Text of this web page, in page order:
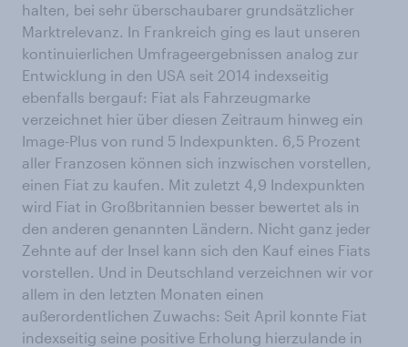
halten, bei sehr überschaubarer grundsätzlicher
Marktrelevanz. In Frankreich ging es laut unseren
kontinuierlichen Umfrageergebnissen analog zur
Entwicklung in den USA seit 2014 indexseitig
ebenfalls bergauf: Fiat als Fahrzeugmarke
verzeichnet hier über diesen Zeitraum hinweg ein
Image-Plus von rund 5 Indexpunkten. 6,5 Prozent
aller Franzosen können sich inzwischen vorstellen,
einen Fiat zu kaufen. Mit zuletzt 4,9 Indexpunkten
wird Fiat in Großbritannien besser bewertet als in
den anderen genannten Ländern. Nicht ganz jeder
Zehnte auf der Insel kann sich den Kauf eines Fiats
vorstellen. Und in Deutschland verzeichnen wir vor
allem in den letzten Monaten einen
außerordentlichen Zuwachs: Seit April konnte Fiat
indexseitig seine positive Erholung hierzulande in